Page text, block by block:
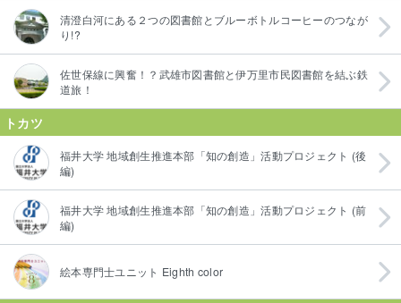
清澄白河にある２つの図書館とブルーボトルコーヒーのつなが
り!?
佐世保線に興奮！？武雄市図書館と伊万里市民図書館を結ぶ鉄
道旅！
トカツ
福井大学 地域創生推進本部「知の創造」活動プロジェクト (後
編)
福井大学 地域創生推進本部「知の創造」活動プロジェクト (前
編)
絵本専門士ユニット Eighth color